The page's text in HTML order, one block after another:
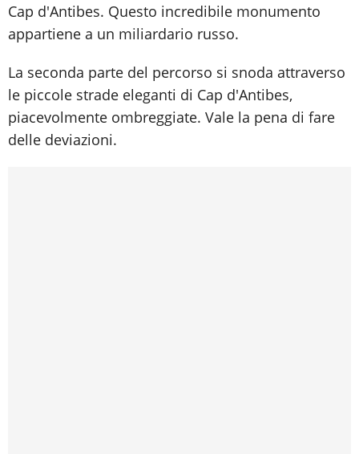
Cap d'Antibes. Questo incredibile monumento
appartiene a un miliardario russo.
La seconda parte del percorso si snoda attraverso
le piccole strade eleganti di Cap d'Antibes,
piacevolmente ombreggiate. Vale la pena di fare
delle deviazioni.